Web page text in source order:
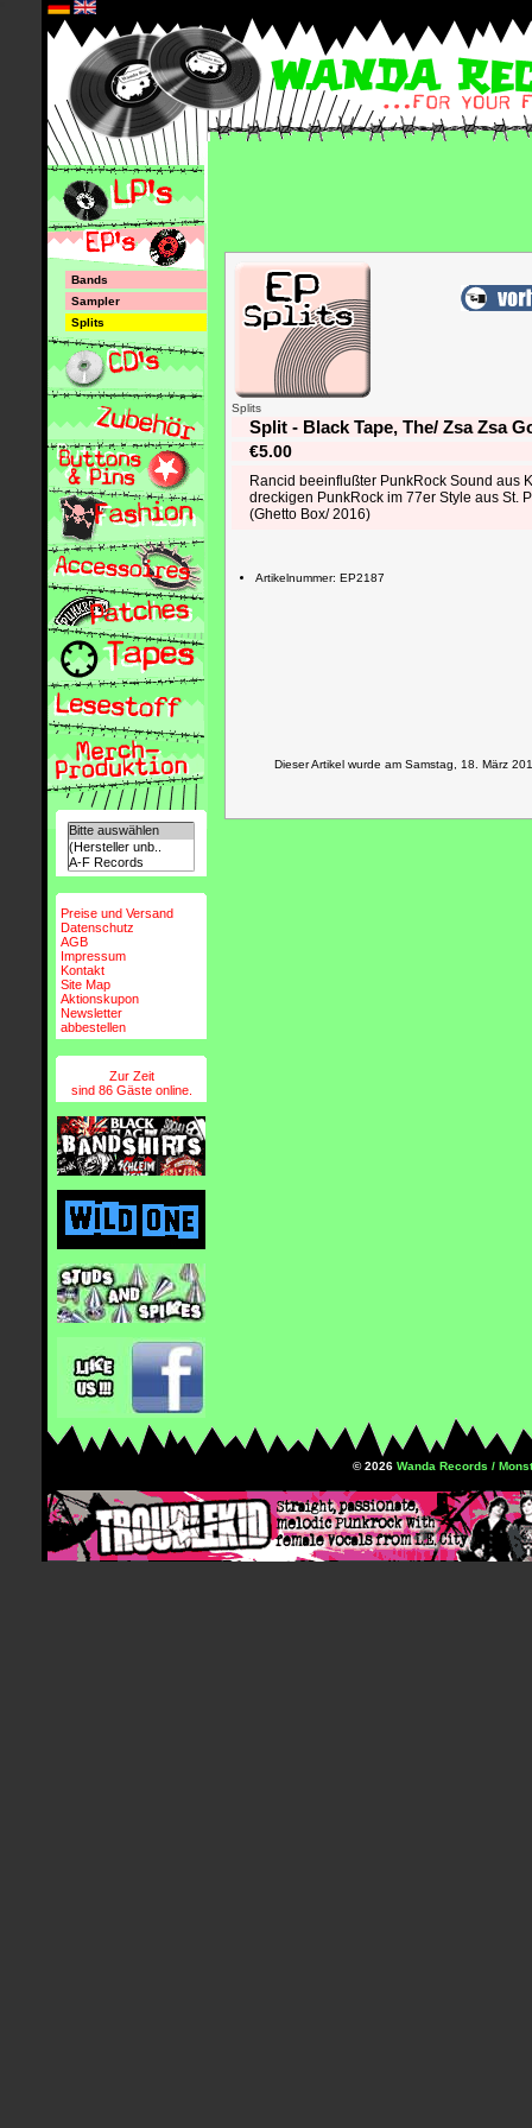
Bands
Sampler
Splits
Preise und Versand
Datenschutz
AGB
Impressum
Kontakt
Site Map
Aktionskupon
Newsletter
abbestellen
Zur Zeit
sind 86 Gäste online.
Splits
Split - Black Tape, The/ Zsa Zsa
€5.00
Rancid beeinflußter PunkRock Sound aus
dreckigen PunkRock im 77er Style aus St.
(Ghetto Box/ 2016)
Artikelnummer: EP2187
Dieser Artikel wurde am Samstag, 18. März
© 2026 Wanda Records /